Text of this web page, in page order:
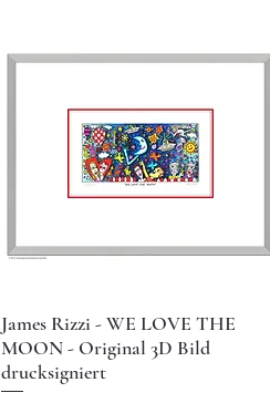
James Rizzi - WE LOVE THE
MOON - Original 3D Bild
drucksigniert